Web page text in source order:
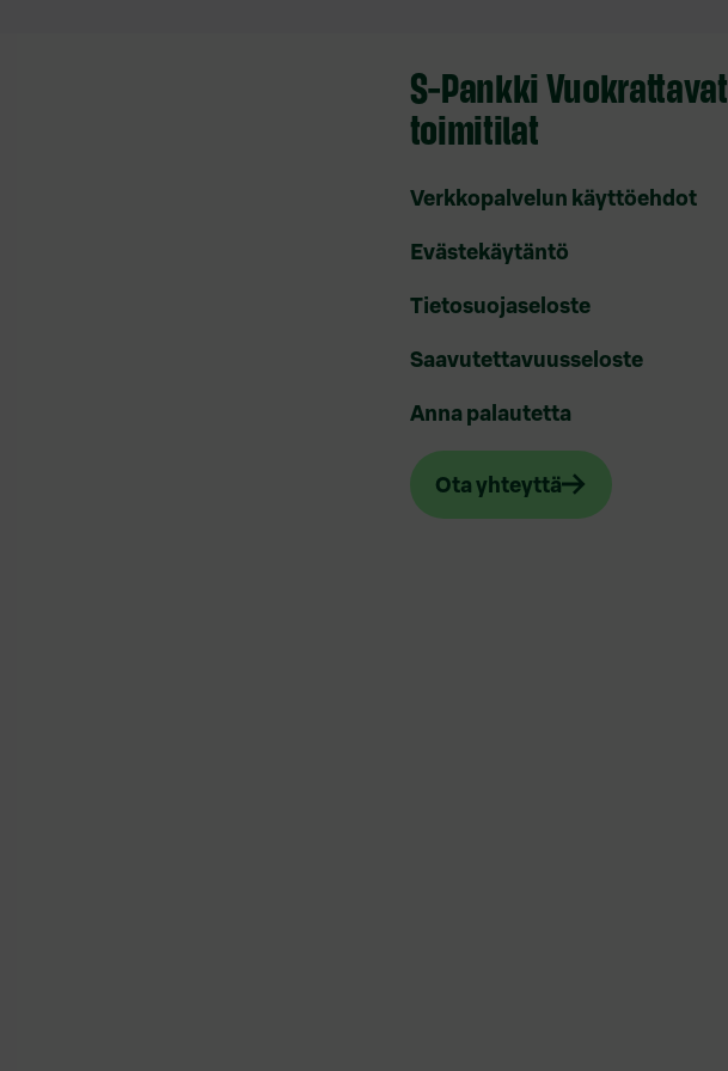
S-Pankki Vuokrattavat
toimitilat
Verkkopalvelun käyttöehdot
Evästekäytäntö
Tietosuojaseloste
Saavutettavuusseloste
Anna palautetta
Ota yhteyttä